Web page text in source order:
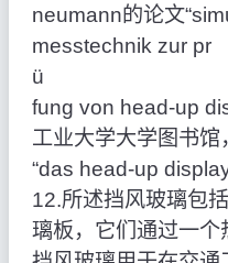
neumann的论文
messtechnik zur pr
ü
fung von head-up
工业大学大学图书
“das head-up
12.所述挡风玻璃包
璃板，它们通过一个